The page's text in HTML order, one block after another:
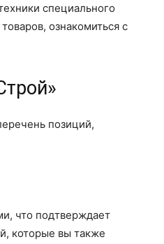
специального
ознакомиться с
позиций,
что подтверждает
которые вы также